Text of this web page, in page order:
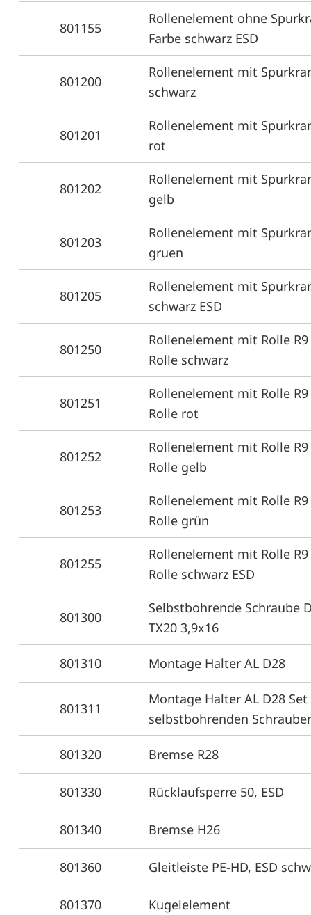
801155
Rollenelement ohne
Farbe schwarz ESD
801200
Rollenelement mit
schwarz
801201
Rollenelement mit
rot
801202
Rollenelement mit
gelb
801203
Rollenelement mit
gruen
801205
Rollenelement mit
schwarz ESD
801250
Rollenelement mit Rolle
Rolle schwarz
801251
Rollenelement mit Rolle
Rolle rot
801252
Rollenelement mit Rolle
Rolle gelb
801253
Rollenelement mit Rolle
Rolle grün
801255
Rollenelement mit Rolle
Rolle schwarz ESD
801300
Selbstbohrende Schraube
TX20 3,9x16
801310 Montage Halter AL D28
801311
Montage Halter AL D28
selbstbohrenden
801320 Bremse R28
801330 Rücklaufsperre 50, ESD
801340 Bremse H26
801360 Gleitleiste PE-HD, ESD
801370 Kugelelement